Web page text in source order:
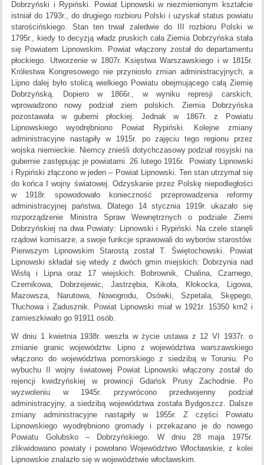
Dobrzyński i Rypiński. Powiat Lipnowski w niezmienionym kształcie
istniał do 1793r., do drugiego rozbioru Polski i uzyskał status powiatu
starościńskiego. Stan ten trwał zaledwie do III rozbioru Polski w
1795r., kiedy to decyzją władz pruskich cała Ziemia Dobrzyńska stała
się Powiatem Lipnowskim. Powiat włączony został do departamentu
płockiego. Utworzenie w 1807r. Księstwa Warszawskiego i w 1815r.
Królestwa Kongresowego nie przyniosło zmian administracyjnych, a
Lipno dalej było stolicą wielkiego Powiatu obejmującego całą Ziemię
Dobrzyńską. Dopiero w 1866r., w wyniku represji carskich,
wprowadzono nowy podział ziem polskich. Ziemia Dobrzyńska
pozostawała w guberni płockiej. Jednak w 1867r. z Powiatu
Lipnowskiego wyodrębniono Powiat Rypiński. Kolejne zmiany
administracyjne nastąpiły w 1915r. po zajęciu tego regionu przez
wojska niemieckie. Niemcy znieśli dotychczasowy podział rosyjski na
gubernie zastępując je powiatami. 26 lutego 1916r. Powiaty Lipnowski
i Rypiński złączono w jeden – Powiat Lipnowski. Ten stan utrzymał się
do końca I wojny światowej. Odzyskanie przez Polskę niepodległości
w 1918r. spowodowało konieczność przeprowadzenia reformy
administracyjnej państwa. Dlatego 14 stycznia 1919r. ukazało się
rozporządzenie Ministra Spraw Wewnętrznych o podziale Ziemi
Dobrzyńskiej na dwa Powiaty: Lipnowski i Rypiński. Na czele stanęli
rządowi komisarze, a swoje funkcje sprawowali do wyborów starostów.
Pierwszym Lipnowskim Starostą został T. Świętochowski. Powiat
Lipnowski składał się wtedy z dwóch gmin miejskich: Dobrzynia nad
Wisłą i Lipna oraz 17 wiejskich: Bobrownik, Chalina, Czarnego,
Czernikowa, Dobrzejewic, Jastrzębia, Kikoła, Kłokocka, Ligowa,
Mazowsza, Narutowa, Nowogrodu, Osówki, Szpetala, Skępego,
Tłuchowa i Zadusznik. Powiat Lipnowski miał w 1921r. 15350 km2 i
zamieszkiwało go 91911 osób.
W dniu 1 kwietnia 1938r. weszła w życie ustawa z 12 VI 1937r. o
zmianie granic województw. Lipno z województwa warszawskiego
włączono do województwa pomorskiego z siedzibą w Toruniu. Po
wybuchu II wojny światowej Powiat Lipnowski włączony został do
rejencji kwidzyńskiej w prowincji Gdańsk Prusy Zachodnie. Po
wyzwoleniu w 1945r. przywrócono przedwojenny podział
administracyjny, a siedzibą województwa została Bydgoszcz. Dalsze
zmiany administracyjne nastąpiły w 1955r. Z części Powiatu
Lipnowskiego wyodrębniono gromady i przekazano je do nowego
Powiatu Golubsko – Dobrzyńskiego. W dniu 28 maja 1975r.
zlikwidowano powiaty i powołano Województwo Włocławskie, z kolei
Lipnowskie znalazło się w województwie włocławskim.